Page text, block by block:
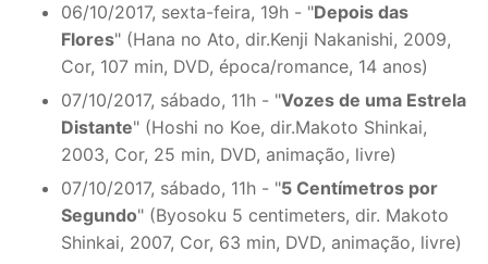
06/10/2017, sexta-feira, 19h - "Depois das
Flores" (Hana no Ato, dir.Kenji Nakanishi, 2009,
Cor, 107 min, DVD, época/romance, 14 anos)
07/10/2017, sábado, 11h - "Vozes de uma Estrela
Distante" (Hoshi no Koe, dir.Makoto Shinkai,
2003, Cor, 25 min, DVD, animação, livre)
07/10/2017, sábado, 11h - "5 Centímetros por
Segundo" (Byosoku 5 centimeters, dir. Makoto
Shinkai, 2007, Cor, 63 min, DVD, animação, livre)